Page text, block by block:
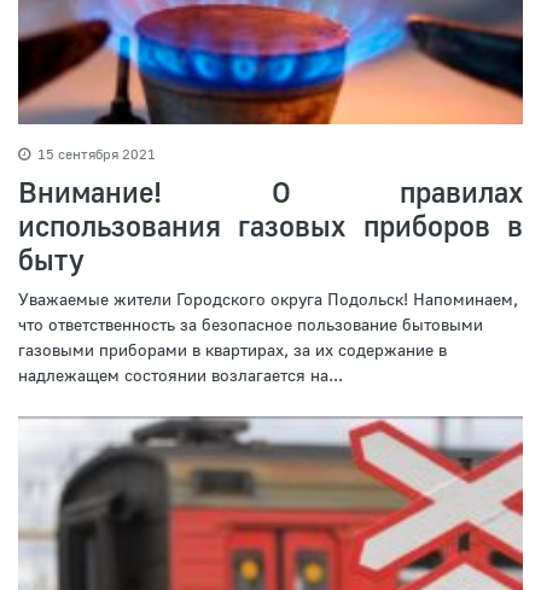
15 сентября 2021
Внимание! О правилах
использования газовых приборов в
быту
Уважаемые жители Городского округа Подольск! Напоминаем,
что ответственность за безопасное пользование бытовыми
газовыми приборами в квартирах, за их содержание в
надлежащем состоянии возлагается на...